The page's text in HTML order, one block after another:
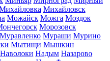
Михайловск
Можайск Можга Моздок
Морозовск
Муравленко Мураши Мурино
Мытищи Мышкин
Наволоки Надым Назарово